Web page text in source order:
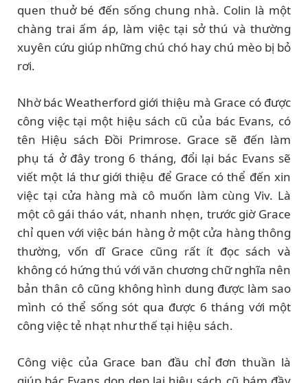
quen thuở bé đến sống chung nhà. Colin là một
chàng trai ấm áp, làm việc tại sở thú và thường
xuyên cứu giúp những chú chó hay chú mèo bị bỏ
rơi.
Nhờ bác Weatherford giới thiệu mà Grace có được
công việc tại một hiệu sách cũ của bác Evans, có
tên Hiệu sách Đồi Primrose. Grace sẽ đến làm
phụ tá ở đây trong 6 tháng, đổi lại bác Evans sẽ
viết một lá thư giới thiệu để Grace có thể đến xin
việc tại cửa hàng mà cô muốn làm cùng Viv. Là
một cô gái tháo vát, nhanh nhẹn, trước giờ Grace
chỉ quen với việc bán hàng ở một cửa hàng thông
thường, vốn dĩ Grace cũng rất ít đọc sách và
không có hứng thú với văn chương chữ nghĩa nên
bản thân cô cũng không hình dung được làm sao
mình có thể sống sót qua được 6 tháng với một
công việc tẻ nhạt như thế tại hiệu sách.
Công việc của Grace ban đầu chỉ đơn thuần là